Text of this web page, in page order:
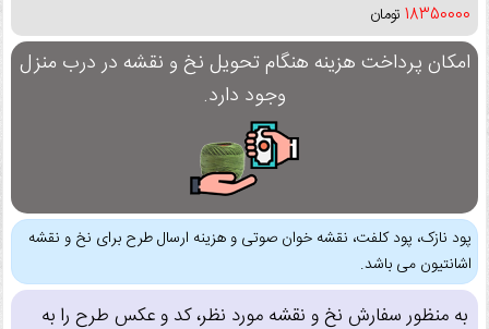
18350000 تومان
امکان پرداخت هزینه هنگام تحویل نخ و نقشه در درب منزل
وجود دارد.
پود نازک، پود کلفت، نقشه خوان صوتی و هزینه ارسال طرح برای نخ و نقشه
اشانتیون می باشد.
به منظور سفارش نخ و نقشه مورد نظر، کد و عکس طرح را به